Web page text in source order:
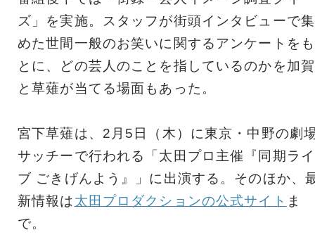
ズ」を実施。スタッフが街頭インタビューで集
めた世間一般のお笑いに関するアンケートをも
とに、どの芸人のことを指しているのかを加賀
と草薙が当てる場面もあった。
宮下草薙は、2月5日（木）に東京・中野の劇
サッチーで行われる「太田プロ主催『同期ライ
ブ ごきげんよう』」に出演する。そのほか、
新情報は太田プロダクションの公式サイト ま
で。